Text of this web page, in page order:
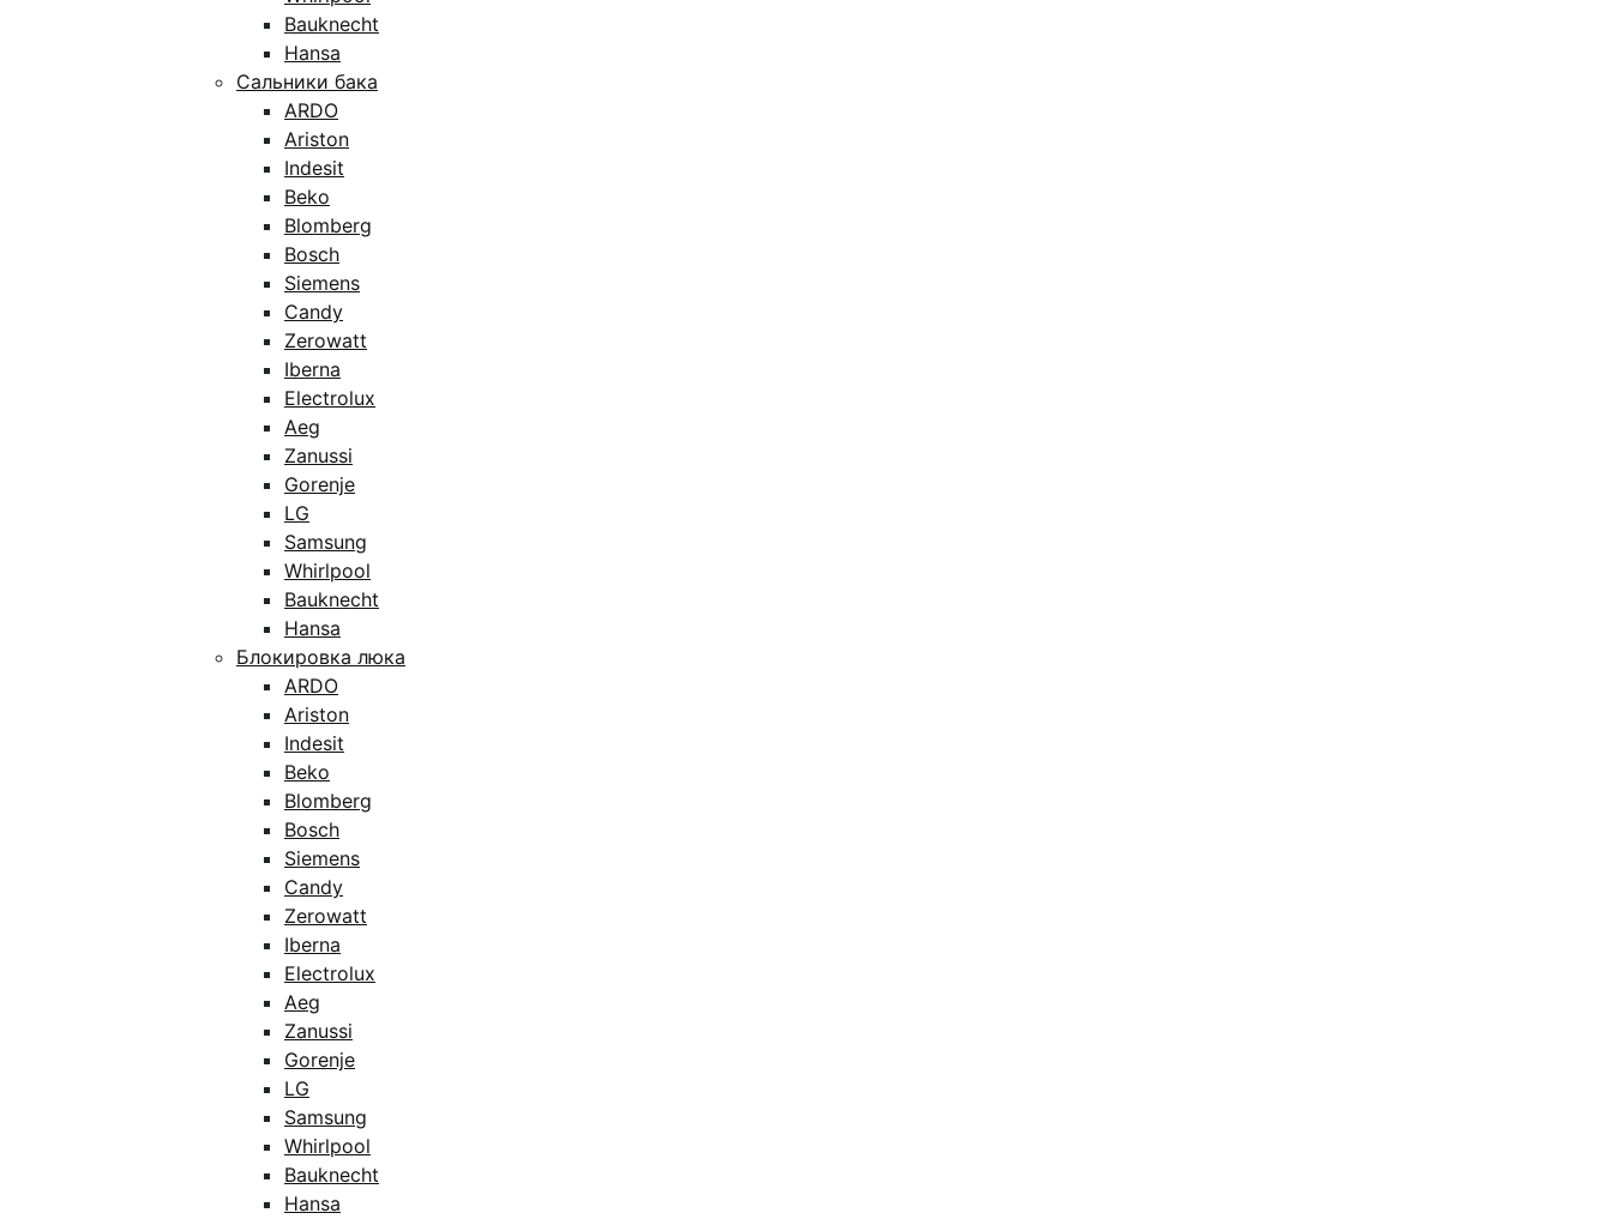
Bauknecht
Hansa
Сальники бака
ARDO
Ariston
Indesit
Beko
Blomberg
Bosch
Siemens
Candy
Zerowatt
Iberna
Electrolux
Aeg
Zanussi
Gorenje
LG
Samsung
Whirlpool
Bauknecht
Hansa
Блокировка люка
ARDO
Ariston
Indesit
Beko
Blomberg
Bosch
Siemens
Candy
Zerowatt
Iberna
Electrolux
Aeg
Zanussi
Gorenje
LG
Samsung
Whirlpool
Bauknecht
Hansa